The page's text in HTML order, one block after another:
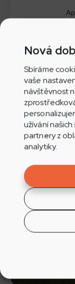
Nová
Sbíráme
vaše
návštěvnost
užívání
partnery z
analytiky.
Týdenní
Iva z